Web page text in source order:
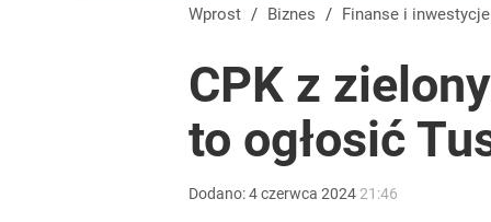
Prawdziwa wartość różnorodności
Farmacja: wzrost pod presją. co czeka branżę do
Wprost / Biznes / Finanse i inwestycje
CPK z
to ogłosić
Dodano:4czerwca 2024 21:46